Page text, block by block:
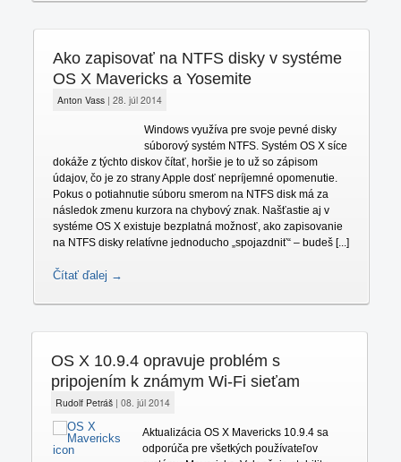
Ako zapisovať na NTFS disky v systéme
OS X Mavericks a Yosemite
Anton Vass| 28. júl 2014
Windows využíva pre svoje pevné disky
súborový systém NTFS. Systém OS X síce
dokáže z týchto diskov čítať, horšie je to už so zápisom
údajov, čo je zo strany Apple dosť nepríjemné opomenutie.
Pokus o potiahnutie súboru smerom na NTFS disk má za
následok zmenu kurzora na chybový znak. Našťastie aj v
systéme OS X existuje bezplatná možnosť, ako zapisovanie
na NTFS disky relatívne jednoducho „spojazdniť“ – budeš [...]
Čítať ďalej →
OS X 10.9.4 opravuje problém s
pripojením k známym Wi-Fi sieťam
Rudolf Petráš| 08. júl 2014
Aktualizácia OS X Mavericks 10.9.4 sa
odporúča pre všetkých používateľov